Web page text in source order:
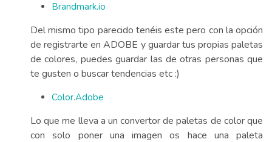
Brandmark.io
Del mismo tipo parecido tenéis este pero con la opción
de registrarte en ADOBE y guardar tus propias paletas
de colores, puedes guardar las de otras personas que
te gusten o buscar tendencias etc :)
Color.Adobe
Lo que me lleva a un convertor de paletas de color que
con solo poner una imagen os hace una paleta